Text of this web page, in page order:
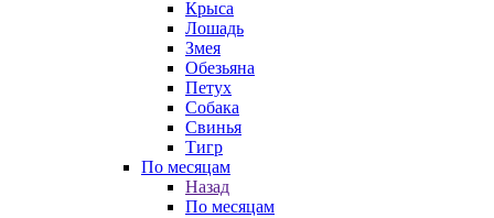
Крыса
Лошадь
Змея
Обезьяна
Петух
Собака
Свинья
Тигр
По месяцам
Назад
По месяцам